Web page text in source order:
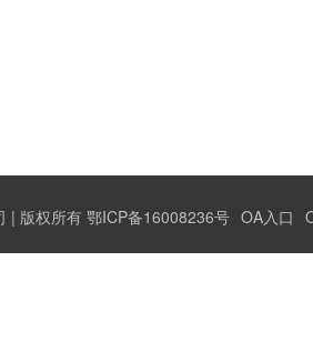
| 版权所有 鄂ICP备16008236号 OA入口